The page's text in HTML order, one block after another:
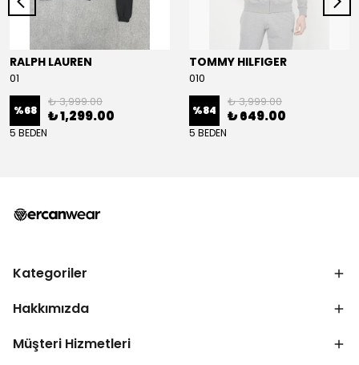
RALPH LAUREN
01
%68
₺ 3,999.00
₺ 1,299.00
5 BEDEN
TOMMY HILFIGER
010
%84
₺ 3,999.00
₺ 649.00
5 BEDEN
Kategoriler
Hakkımızda
Müşteri Hizmetleri